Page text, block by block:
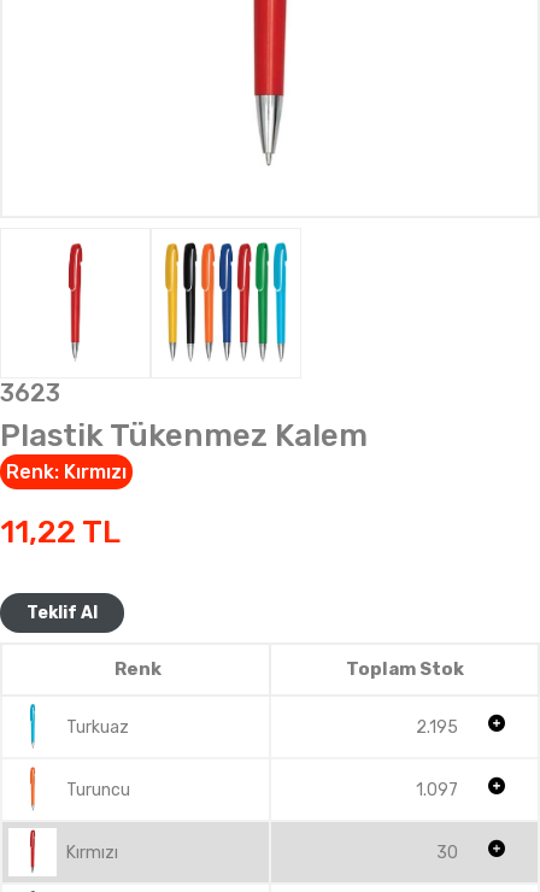
3623
Plastik Tükenmez Kalem
Renk: Kırmızı
11,22 TL
Teklif Al
Renk Toplam Stok
Turkuaz 2.195
Turuncu 1.097
Kırmızı 30